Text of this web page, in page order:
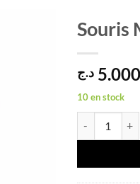
Souris
5.000 د.ج
10 en stock